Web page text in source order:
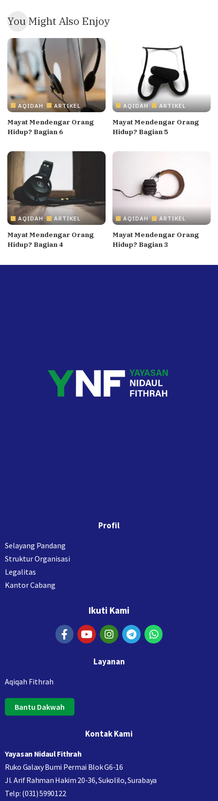
You Might Also Enjoy
AQIDAH ARTIKEL
Mayat Mendengar Orang
Hidup? Bagian 6
AQIDAH ARTIKEL
Mayat Mendengar Orang
Hidup? Bagian 5
AQIDAH ARTIKEL
Mayat Mendengar Orang
Hidup? Bagian 4
AQIDAH ARTIKEL
Mayat Mendengar Orang
Hidup? Bagian 3
Profil
Selayang Pandang
Struktur Organisasi
Legalitas
Kantor Cabang
Ikuti Kami
Layanan
Aqiqah Fithrah
Bantu Dakwah
Kontak Kami
Yayasan Nidaul Fithrah
Ruko Galaxy Bumi Permai Blok G6-16
Jl. Arif Rahman Hakim 20-36, Sukolilo, Surabaya
Telp: (031) 5990122